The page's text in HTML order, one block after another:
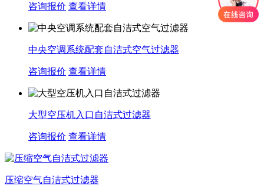
咨询报价 查看详情
中央空调系统配套自洁式空气过滤器
咨询报价 查看详情
大型空压机入口自洁式过滤器
咨询报价 查看详情
压缩空气自洁式过滤器